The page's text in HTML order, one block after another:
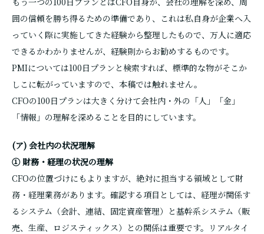
囲の信頼を勝ち得るための準備であり、これは私自身が企業へ入
っていく際に実施してきた経験から整理したもので、万人に適応
できるかわかりませんが、経験則からお勧めするものです。
PMIについては100日プランと検索すれば、標準的な物がそこか
しこに転がっていますので、本稿では触れません。
CFOの100日プランは大きく分けて会社内・外の「人」「金」
「情報」の理解を深めることを目的にしています。
(ア) 会社内の状況理解
① 財務・経理の状況の理解
CFOの位置づけにもよりますが、絶対に担当する領域として財
務・経理業務があります。確認する項目としては、経理が関係す
るシステム（会計、連結、固定資産管理）と基幹系システム（販
売、生産、ロジスティックス）との関係は重要です。リアルタイ